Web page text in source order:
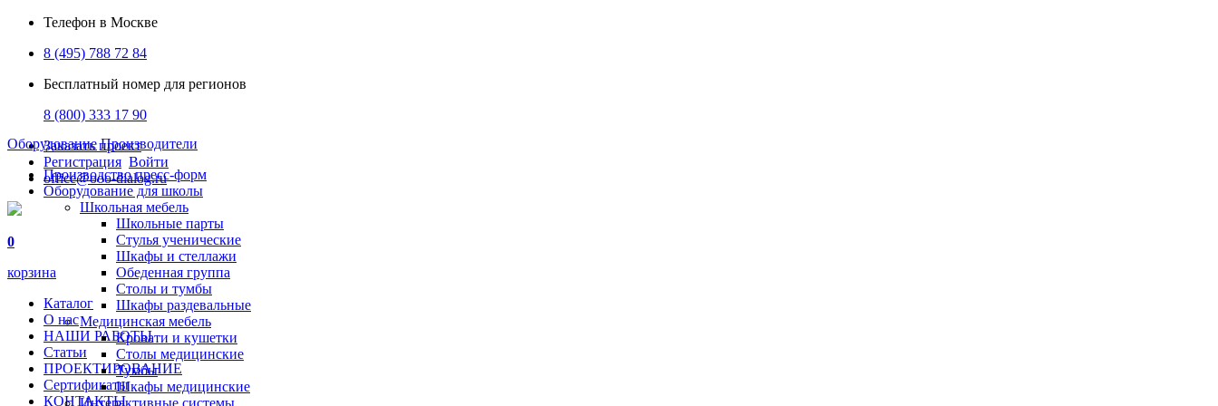
Телефон в Москве
8 (495) 788 72 84
Бесплатный номер для регионов
8 (800) 333 17 90
Заказать проект
Регистрация Войти
office@ooo-dialog.ru
0
корзина
Каталог
О нас
НАШИ РАБОТЫ
Статьи
ПРОЕКТИРОВАНИЕ
Сертификаты
КОНТАКТЫ
Оборудование Производители
Производство пресс-форм
Оборудование для школы
Школьная мебель
Школьные парты
Стулья ученические
Шкафы и стеллажи
Обеденная группа
Столы и тумбы
Шкафы раздевальные
Медицинская мебель
Кровати и кушетки
Столы медицинские
Тумбы
Шкафы медицинские
Интерактивные системы